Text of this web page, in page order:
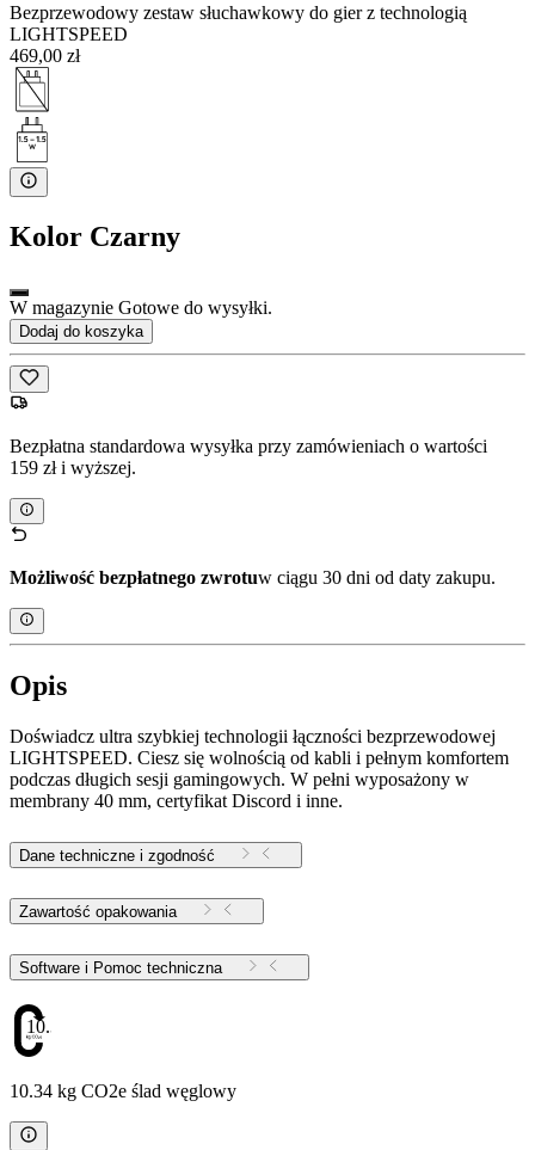
Bezprzewodowy zestaw słuchawkowy do gier z technologią
LIGHTSPEED
469,00 zł
Kolor Czarny
W magazynie Gotowe do wysyłki.
Dodaj do koszyka
Bezpłatna standardowa wysyłka przy zamówieniach o wartości
159 zł i wyższej.
Możliwość bezpłatnego zwrotuw ciągu 30 dni od daty zakupu.
Opis
Doświadcz ultra szybkiej technologii łączności bezprzewodowej
LIGHTSPEED. Ciesz się wolnością od kabli i pełnym komfortem
podczas długich sesji gamingowych. W pełni wyposażony w
membrany 40 mm, certyfikat Discord i inne.
Dane techniczne i zgodność
Zawartość opakowania
Software i Pomoc techniczna
10.34
10.34 kg CO2e ślad węglowy